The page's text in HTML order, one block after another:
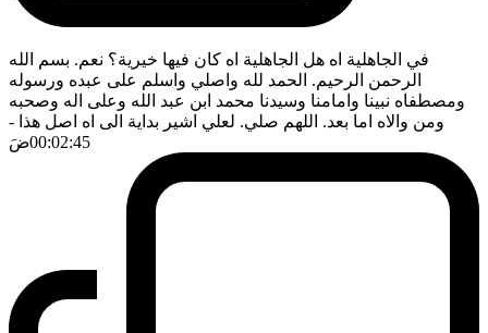
في الجاهلية اه هل الجاهلية اه كان فيها خيرية؟ نعم. بسم الله
الرحمن الرحيم. الحمد لله واصلي واسلم على عبده ورسوله
ومصطفاه نبينا وامامنا وسيدنا محمد ابن عبد الله وعلى اله وصحبه
ومن والاه اما بعد. اللهم صلي. لعلي اشير بداية الى اه اصل هذا -
00:02:45ضَ